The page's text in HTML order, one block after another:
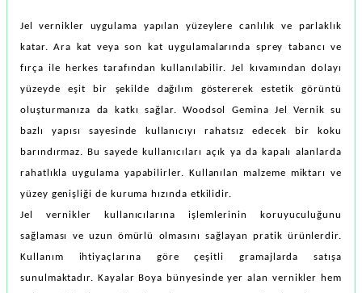
Jel vernikler uygulama yapılan yüzeylere canlılık ve parlaklık
katar. Ara kat veya son kat uygulamalarında sprey tabancı ve
fırça ile herkes tarafından kullanılabilir. Jel kıvamından dolayı
yüzeyde eşit bir şekilde dağılım göstererek estetik görüntü
oluşturmanıza da katkı sağlar. Woodsol Gemina Jel Vernik su
bazlı yapısı sayesinde kullanıcıyı rahatsız edecek bir koku
barındırmaz. Bu sayede kullanıcıları açık ya da kapalı alanlarda
rahatlıkla uygulama yapabilirler. Kullanılan malzeme miktarı ve
yüzey genişliği de kuruma hızında etkilidir.
Jel vernikler kullanıcılarına işlemlerinin koruyuculuğunu
sağlaması ve uzun ömürlü olmasını sağlayan pratik ürünlerdir.
Kullanım ihtiyaçlarına göre çeşitli gramajlarda satışa
sunulmaktadır. Kayalar Boya bünyesinde yer alan vernikler hem